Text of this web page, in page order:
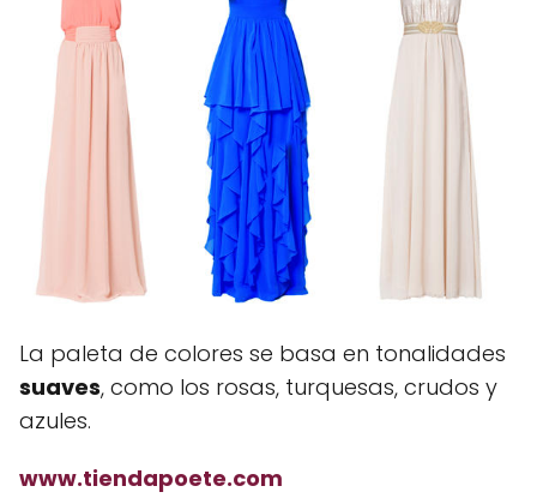
La paleta de colores se basa en tonalidades
suaves, como los rosas, turquesas, crudos y
azules.
www.tiendapoete.com